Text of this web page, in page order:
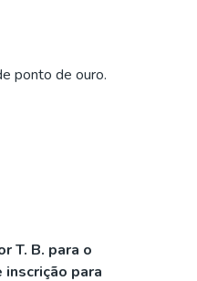
ponto de ouro.
T. B. para o
para